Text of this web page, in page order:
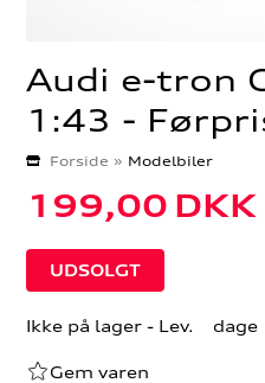
Audi e-tron
1:43 -
Forside » Modelbiler
199,00 DKK
Ikke på lager- Lev. dage
Gem varen